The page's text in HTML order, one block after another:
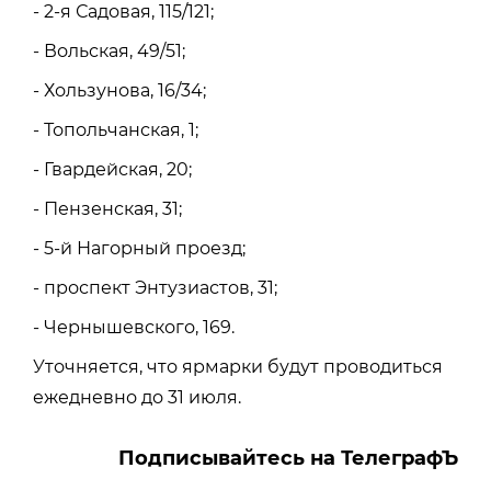
- 2-я Садовая, 115/121;
- Вольская, 49/51;
- Хользунова, 16/34;
- Топольчанская, 1;
- Гвардейская, 20;
- Пензенская, 31;
- 5-й Нагорный проезд;
- проспект Энтузиастов, 31;
- Чернышевского, 169.
Уточняется, что ярмарки будут проводиться
ежедневно до 31 июля.
Подписывайтесь на ТелеграфЪ